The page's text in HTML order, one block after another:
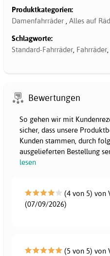
Produktkategorien:
Damenfahrräder , Alles auf
Schlagworte:
Standard-Fahrräder, Fahrräder,
Bewertungen
So gehen wir mit
sicher, dass unsere
Kunden stammen, durch
ausgelieferten Bestellung
lesen
(4 von 5) von
(07/09/2026)
(5 von 5) von